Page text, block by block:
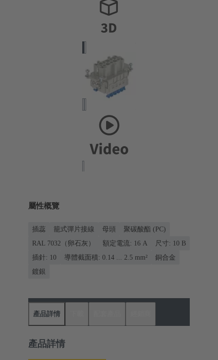
屬性概覽
插蕊 籠式彈片接線 母頭
聚碳酸酯 (PC)
RAL 7032（卵石灰）
額定電流: ‌16 A
尺寸: 10 B
插針: 10
導體截面積: 0.14 ... 2.5 mm²
銅合金
鍍銀
產品詳情
產品詳情